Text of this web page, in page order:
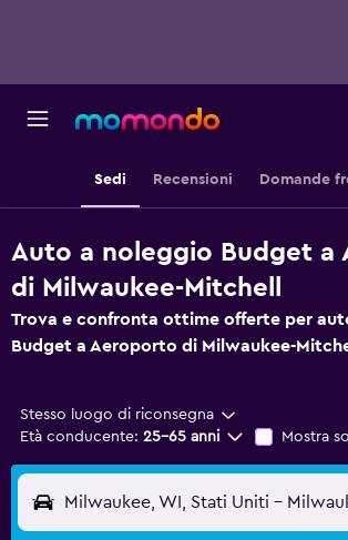
Sedi Recensioni Domande
Auto a noleggio Budget a
di Milwaukee-Mitchell
Trova e confronta ottime offerte per
Budget a Aeroporto di Milwaukee-
Stesso luogo di riconsegna
Età conducente: 25-65 anni Mostra